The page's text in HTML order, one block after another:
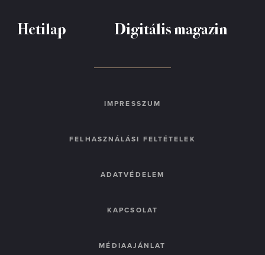
Hetilap Digitális magazin
IMPRESSZUM
FELHASZNÁLÁSI FELTÉTELEK
ADATVÉDELEM
KAPCSOLAT
MÉDIAAJÁNLAT